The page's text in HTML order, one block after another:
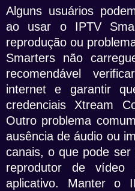
Alguns usuários
ao usar o IPTV
reprodução ou
Smarters não
recomendável
internet e garantir
credenciais Xtream
Outro problema
ausência de áudio ou
canais, o que pode ser
reprodutor de vídeo
aplicativo. Manter o